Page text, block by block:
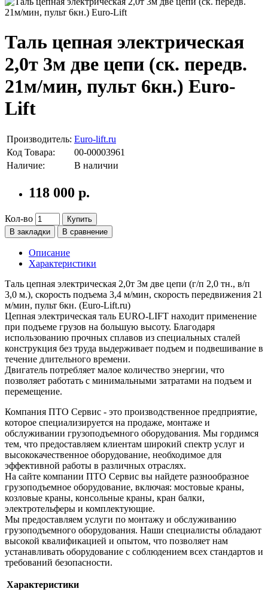
Таль цепная электрическая
2,0т 3м две цепи (ск. передв.
21м/мин, пульт 6кн.) Euro-
Lift
Производитель: Euro-lift.ru
Код Товара:
00-00003961
Наличие:
В наличии
118 000 р.
Кол-во
Купить
В закладки
В сравнение
Описание
Характеристики
Таль цепная электрическая 2,0т 3м две цепи (г/п 2,0 тн., в/п
3,0 м.), скорость подъема 3,4 м/мин, скорость передвижения 21
м/мин, пульт 6кн. (Euro-Lift.ru)
Цепная электрическая таль EURO-LIFT находит применение
при подъеме грузов на большую высоту. Благодаря
использованию прочных сплавов из специальных сталей
конструкция без труда выдерживает подъем и подвешивание в
течение длительного времени.
Двигатель потребляет малое количество энергии, что
позволяет работать с минимальными затратами на подъем и
перемещение.
Компания ПТО Сервис - это производственное предприятие,
которое специализируется на продаже, монтаже и
обслуживании грузоподъемного оборудования. Мы гордимся
тем, что предоставляем клиентам широкий спектр услуг и
высококачественное оборудование, необходимое для
эффективной работы в различных отраслях.
На сайте компании ПТО Сервис вы найдете разнообразное
грузоподъемное оборудование, включая: мостовые краны,
козловые краны, консольные краны, кран балки,
электротельферы и комплектующие.
Мы предоставляем услуги по монтажу и обслуживанию
грузоподъемного оборудования. Наши специалисты обладают
высокой квалификацией и опытом, что позволяет нам
устанавливать оборудование с соблюдением всех стандартов и
требований безопасности.
Характеристики